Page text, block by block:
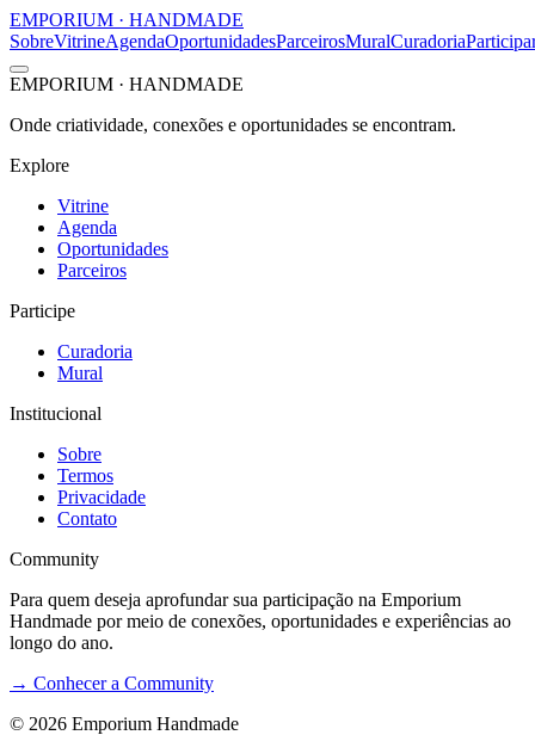
EMPORIUM · HANDMADE
SobreVitrineAgendaOportunidadesParceirosMuralCuradoria
EMPORIUM · HANDMADE
Onde criatividade, conexões e oportunidades se encontram.
Explore
Vitrine
Agenda
Oportunidades
Parceiros
Participe
Curadoria
Mural
Institucional
Sobre
Termos
Privacidade
Contato
Community
Para quem deseja aprofundar sua participação na Emporium
Handmade por meio de conexões, oportunidades e experiências ao
longo do ano.
→ Conhecer a Community
© 2026 Emporium Handmade